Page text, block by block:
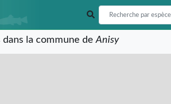
la commune deAnisy